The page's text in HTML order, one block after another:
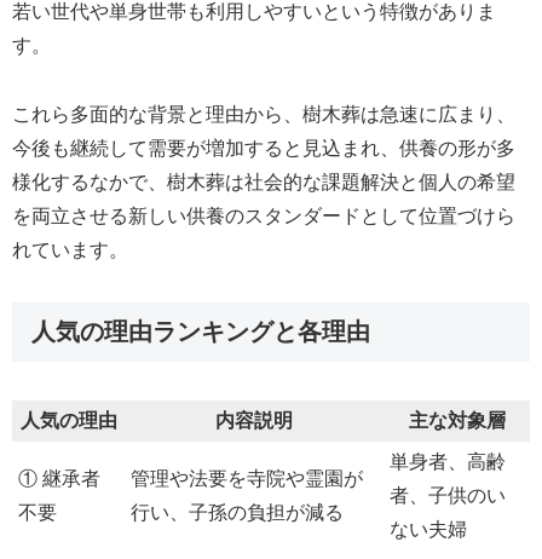
若い世代や単身世帯も利用しやすいという特徴がありま
す。
これら多面的な背景と理由から、樹木葬は急速に広まり、
今後も継続して需要が増加すると見込まれ、供養の形が多
様化するなかで、樹木葬は社会的な課題解決と個人の希望
を両立させる新しい供養のスタンダードとして位置づけら
れています。
人気の理由ランキングと各理由
人気の理由 内容説明 主な対象層
① 継承者
不要
管理や法要を寺院や霊園が
行い、子孫の負担が減る
単身者、高齢
者、子供のい
ない夫婦